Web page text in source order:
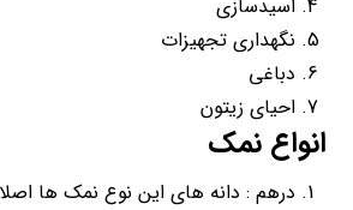
اسیدسازی
نگهداری تجهیزات
دباغی
احیای زیتون
انواع نمک
درهم : دانه های این نوع نمک ها اصلا